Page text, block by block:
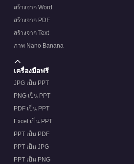
สร้างจาก Word
สร้างจาก PDF
สร้างจาก Text
ภาพ Nano Banana
เครื่องมือฟรี
JPG เป็น PPT
PNG เป็น PPT
PDF เป็น PPT
Excel เป็น PPT
PPT เป็น PDF
PPT เป็น JPG
PPT เป็น PNG